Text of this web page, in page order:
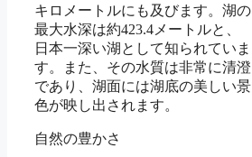
キロメートルにも及びます。湖の
最大水深は約423.4メートルと、
日本一深い湖として知られていま
す。また、その水質は非常に清澄
であり、湖面には湖底の美しい景
色が映し出されます。
自然の豊かさ